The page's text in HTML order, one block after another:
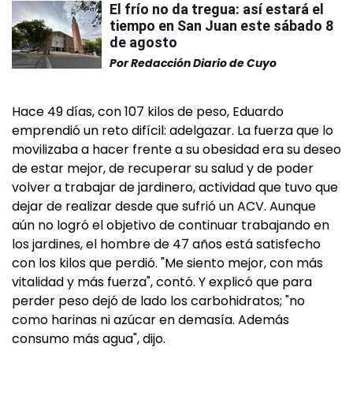
El frío no da tregua: así estará el
tiempo en San Juan este sábado 8
de agosto
PorRedacción Diario de Cuyo
Hace 49 días, con 107 kilos de peso, Eduardo
emprendió un reto difícil: adelgazar. La fuerza que lo
movilizaba a hacer frente a su obesidad era su deseo
de estar mejor, de recuperar su salud y de poder
volver a trabajar de jardinero, actividad que tuvo que
dejar de realizar desde que sufrió un ACV. Aunque
aún no logró el objetivo de continuar trabajando en
los jardines, el hombre de 47 años está satisfecho
con los kilos que perdió. "Me siento mejor, con más
vitalidad y más fuerza", contó. Y explicó que para
perder peso dejó de lado los carbohidratos; "no
como harinas ni azúcar en demasía. Además
consumo más agua", dijo.